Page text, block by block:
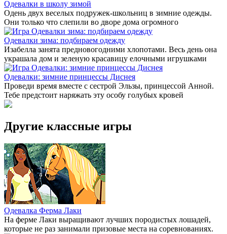
Одевалки в школу зимой
Одень двух веселых подружек-школьниц в зимние одежды.
Они только что слепили во дворе дома огромного
Одевалки зима: подбираем одежду
Изабелла занята предновогодними хлопотами. Весь день она
украшала дом и зеленую красавицу елочными игрушками
Одевалки: зимние принцессы Диснея
Проведи время вместе с сестрой Эльзы, принцессой Анной.
Тебе предстоит наряжать эту особу голубых кровей
Другие классные игры
Одевалка Ферма Лаки
На ферме Лаки выращивают лучших породистых лошадей,
которые не раз занимали призовые места на соревнованиях.